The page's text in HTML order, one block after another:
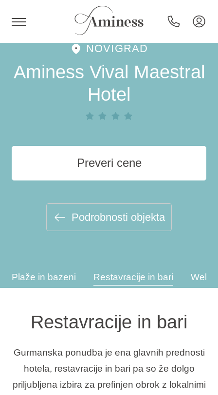
HR
Hoteli in resorti
Kampi
Destinacije
Vrste počitnic
Blagovne znamke
Blogovi
NOVIGRAD
Aminess Vival Maestral
Hotel
Preveri cene
Podrobnosti objekta
Plaže in bazeni Restavracije in bari
Restavracije in bari
Gurmanska ponudba je ena glavnih prednosti
hotela, restavracije in bari pa so že dolgo
priljubljena izbira za prefinjen obrok z lokalnimi